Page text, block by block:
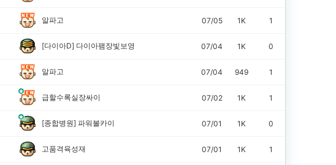
알파고 07/05 1K 1
[다이아D] 다이아팸장빛보영 07/04 1K 0
알파고 07/04 949 1
급할수록실장싸이 07/02 1K 1
[종합병원] 파워볼카이 07/01 1K 0
고품격육성재 07/01 1K 1